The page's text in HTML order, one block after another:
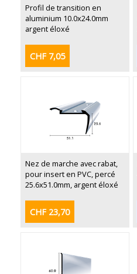
Profil de transition en
aluminium 10.0x24.0mm
argent éloxé
CHF 7,05
Nez de marche avec rabat,
pour insert en PVC, percé
25.6x51.0mm, argent éloxé
CHF 23,70